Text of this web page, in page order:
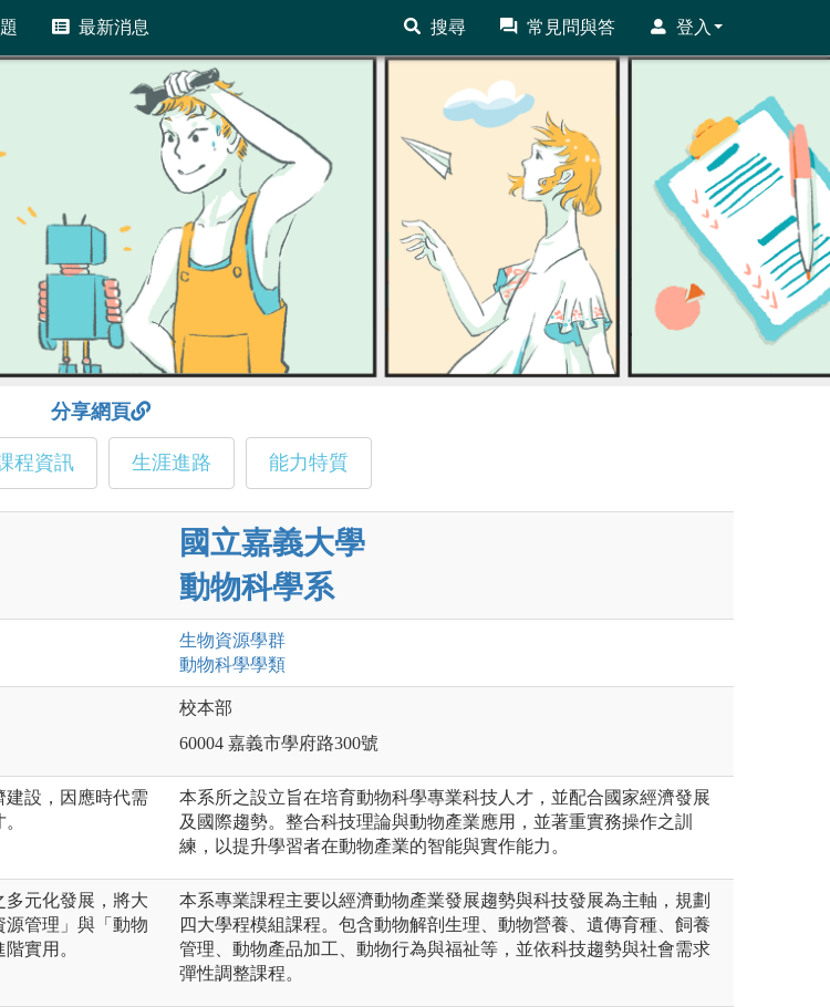
最新消息 搜尋 常見問與答 登入
分享網頁
程資訊 生涯進路 能力特質
國立嘉義大學
動物科學系
生物資源學群
動物科學學類
校本部
60004 嘉義市學府路300號
設，因應時代需
本系所之設立旨在培育動物科學專業科技人才，並配合國家經濟發展
及國際趨勢。整合科技理論與動物產業應用，並著重實務操作之訓
練，以提升學習者在動物產業的智能與實作能力。
元化發展，將大
管理」與「動物
實用。
本系專業課程主要以經濟動物產業發展趨勢與科技發展為主軸，規劃
四大學程模組課程。包含動物解剖生理、動物營養、遺傳育種、飼養
管理、動物產品加工、動物行為與福祉等，並依科技趨勢與社會需求
彈性調整課程。